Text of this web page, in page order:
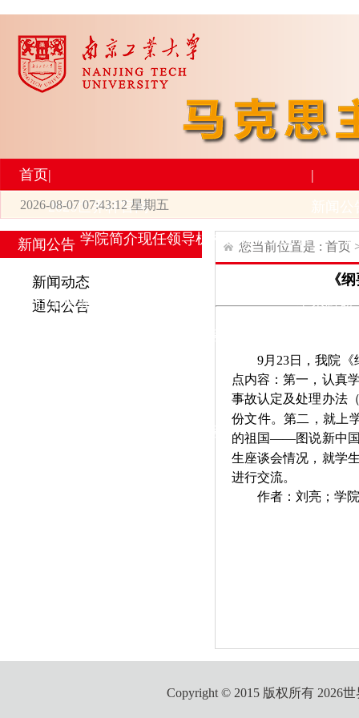
首页|
2026世界杯官网
学院简介现任领导机构设置师资力量
|
研究生培养
学生活动
学术科研
工会活动
2026-08-07 07:43:13 星期五
新闻公告
新闻动态
通知公告
您当前位置是 : 首页
《
9月23日，我院《
点内容：第一，认真
事故认定及处理办法
份文件。第二，就上
的祖国——图说新中国
生座谈会情况 ， 就学
进行交流。
作者：刘亮；学
Copyright © 2015 版权所有 2026